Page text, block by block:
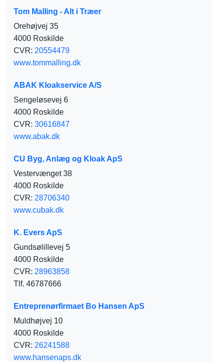
Tom Malling - Alt i Træer
Orehøjvej 35
4000 Roskilde
CVR: 20554479
www.tommalling.dk
ABAK Kloakservice A/S
Sengeløsevej 6
4000 Roskilde
CVR: 30616847
www.abak.dk
CU Byg, Anlæg og Kloak ApS
Vestervænget 38
4000 Roskilde
CVR: 28706340
www.cubak.dk
K. Evers ApS
Gundsølillevej 5
4000 Roskilde
CVR: 28963858
Tlf. 46787666
Entreprenørfirmaet Bo Hansen ApS
Muldhøjvej 10
4000 Roskilde
CVR: 26241588
www.hansenaps.dk